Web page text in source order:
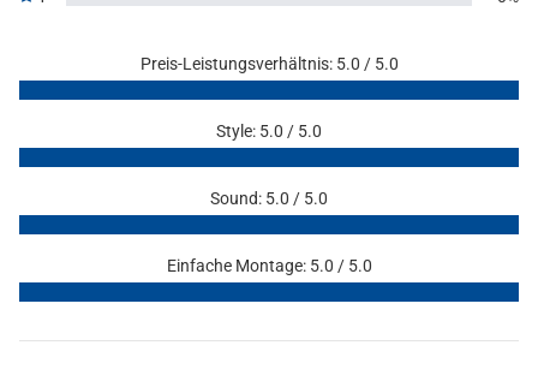
Preis-Leistungsverhältnis: 5.0 / 5.0
Style: 5.0 / 5.0
Sound: 5.0 / 5.0
Einfache Montage: 5.0 / 5.0